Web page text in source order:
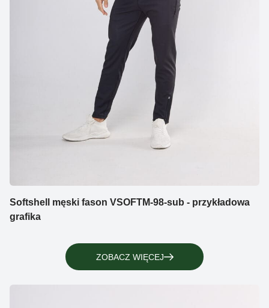
Softshell męski fason VSOFTM-98-sub - przykładowa
grafika
ZOBACZ WIĘCEJ